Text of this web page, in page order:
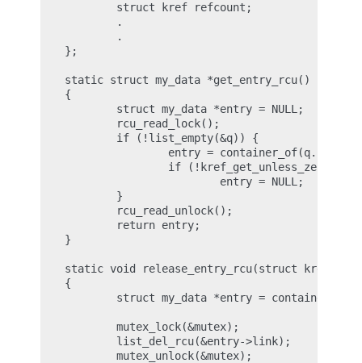
        struct kref refcount;
        .
        .
};
static struct my_data *get_entry_rcu()
{
        struct my_data *entry = NULL;
        rcu_read_lock();
        if (!list_empty(&q)) {
entry = container_of(q.next,
if
                        entry = NULL;
        }
        rcu_read_unlock();
        return entry;
}
static void release_entry_rcu(struct kref
{
struct my_data *entry =
        mutex_lock(&mutex);
        list_del_rcu(&entry->link);
        mutex_unlock(&mutex);